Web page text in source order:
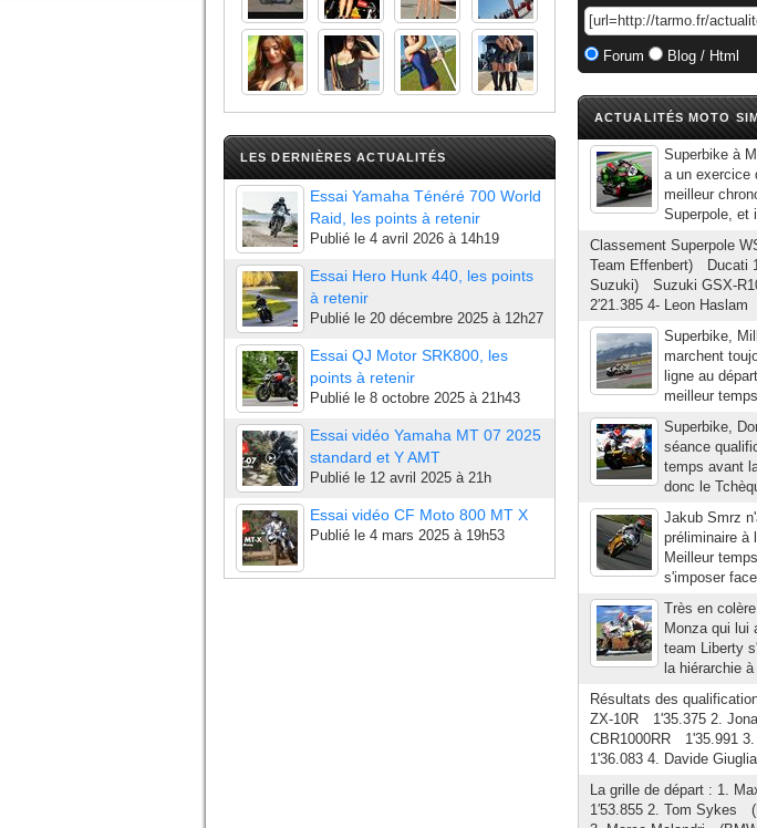
LES DERNIÈRES ACTUALITÉS
Essai Yamaha Ténéré 700 World
Raid, les points à retenir
Publié le 4 avril 2026 à 14h19
Essai Hero Hunk 440, les points
à retenir
Publié le 20 décembre 2025 à 12h27
Essai QJ Motor SRK800, les
points à retenir
Publié le 8 octobre 2025 à 21h43
Essai vidéo Yamaha MT 07 2025
standard et Y AMT
Publié le 12 avril 2025 à 21h
Essai vidéo CF Moto 800 MT X
Publié le 4 mars 2025 à 19h53
Forum Blog / Html
ACTUALITÉS MOTO
Superbike à
a un exercice
meilleur
Superpole, et
Classement Superpole
Team Effenbert) Ducati
Suzuki) Suzuki GSX-
2′21.385 4- Leon
Superbike,
marchent
ligne au
meilleur
Superbike,
séance
temps avant
donc le
Jakub Smrz
préliminaire à
Meilleur
s'imposer
Très en
Monza qui lui
team Liberty
la hiérarchie
Résultats des
ZX-10R 1'35.375 2.
CBR1000RR 1'35.991
1'36.083 4. Davide
La grille de départ : 1.
1′53.855 2. Tom Sykes